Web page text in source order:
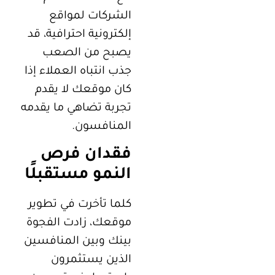
الشركات لمواقع
إلكترونية احترافية، قد
يصبح من الصعب
جذب انتباه العملاء إذا
كان موقعك لا يقدم
تجربة تضاهي ما يقدمه
المنافسون.
فقدان فرص
النمو مستقبلًا
كلما تأخرت في تطوير
موقعك، زادت الفجوة
بينك وبين المنافسين
الذين يستثمرون